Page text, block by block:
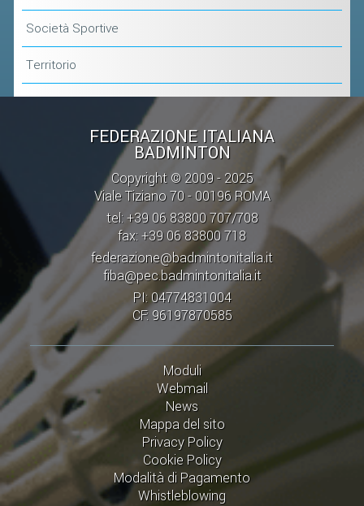
Società Sportive
Territorio
FEDERAZIONE ITALIANA
BADMINTON
Copyright © 2009 - 2025
Viale Tiziano 70 - 00196 ROMA
tel: +39 06 83800 707/708
fax: +39 06 83800 718
federazione@badmintonitalia.it
fiba@pec.badmintonitalia.it
PI: 04774831004
CF: 96197870585
Moduli
Webmail
News
Mappa del sito
Privacy Policy
Cookie Policy
Modalità di Pagamento
Whistleblowing